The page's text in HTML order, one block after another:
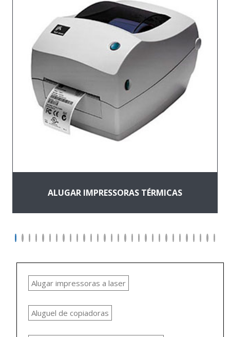
ALUGAR IMPRESSORAS TÉRMICAS
Alugar impressoras a laser
Aluguel de copiadoras